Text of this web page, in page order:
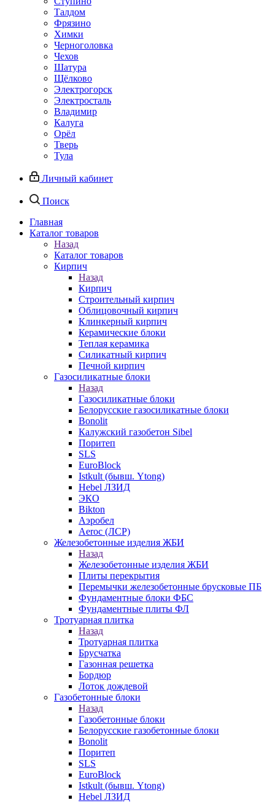
Талдом
Фрязино
Химки
Черноголовка
Чехов
Шатура
Щёлково
Электрогорск
Электросталь
Владимир
Калуга
Орёл
Тверь
Тула
Личный кабинет
Поиск
Главная
Каталог товаров
Назад
Каталог товаров
Кирпич
Назад
Кирпич
Строительный кирпич
Облицовочный кирпич
Клинкерный кирпич
Керамические блоки
Теплая керамика
Силикатный кирпич
Печной кирпич
Газосиликатные блоки
Назад
Газосиликатные блоки
Белорусские газосиликатные блоки
Bonolit
Калужский газобетон Sibel
Поритеп
SLS
EuroBlock
Istkult (бывш. Ytong)
Hebel ЛЗИД
ЭКО
Bikton
Аэробел
Aeroc (ЛСР)
Железобетонные изделия ЖБИ
Назад
Железобетонные изделия ЖБИ
Плиты перекрытия
Перемычки железобетонные брусковые ПБ
Фундаментные блоки ФБС
Фундаментные плиты ФЛ
Тротуарная плитка
Назад
Тротуарная плитка
Брусчатка
Газонная решетка
Бордюр
Лоток дождевой
Газобетонные блоки
Назад
Газобетонные блоки
Белорусские газобетонные блоки
Bonolit
Поритеп
SLS
EuroBlock
Istkult (бывш. Ytong)
Hebel ЛЗИД